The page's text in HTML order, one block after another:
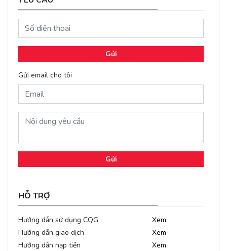
Gửi
Gửi email cho tôi
Gửi
HỖ TRỢ
Hướng dẫn sử dụng CQG
Xem
Hướng dẫn giao dịch
Xem
Hướng dẫn nạp tiền
Xem